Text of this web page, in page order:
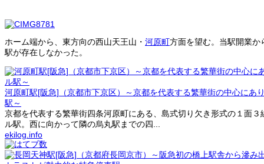
ホーム端から、東方向の西山天王山・ 河原町方面を望む。当駅開業か
駅が存在しなかった。
河原町駅[阪急]（京都市下京区）～京都を代表する繁華街の中心にあ
駅～
京都を代表する繁華街四条河原町にある、島式切り欠き形式の１面
ル駅。西に向かって隣の烏丸駅までの四...
ekilog.info